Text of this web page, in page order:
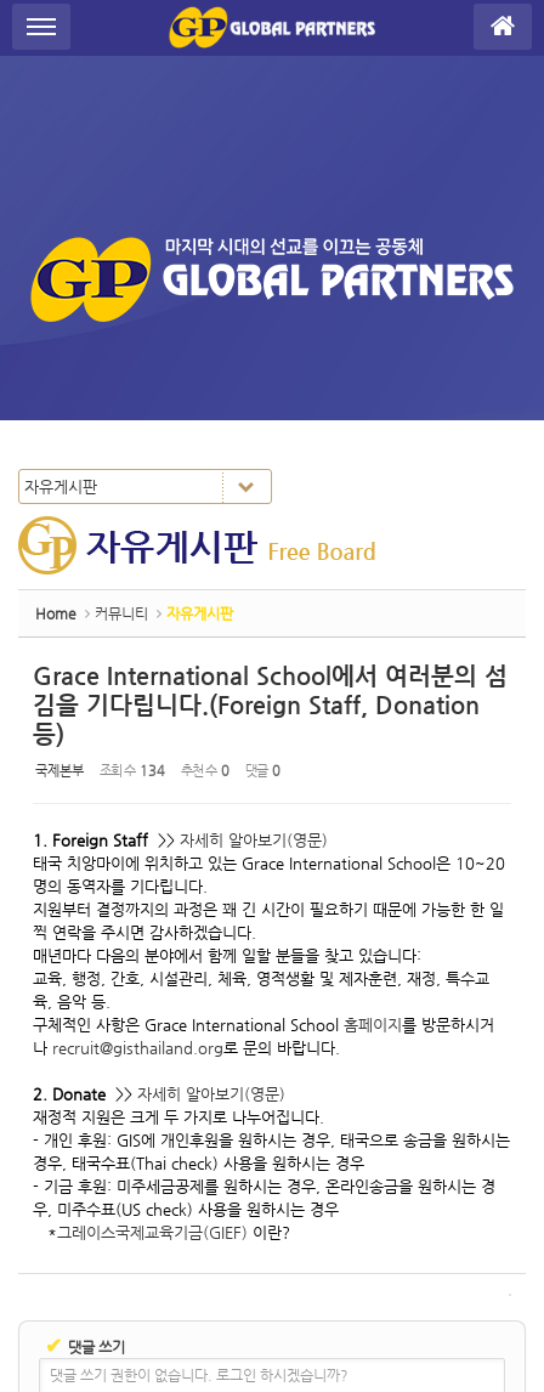
Home 커뮤니티 자유게시판
Grace International School에서 여러분의 섬
김을 기다립니다.(Foreign Staff, Donation
등)
국제본부 조회 수 134 추천 수 0 댓글 0
1. Foreign Staff >> 자세히 알아보기(영문)
태국 치앙마이에 위치하고 있는 Grace International School은 10~20
명의 동역자를 기다립니다.
지원부터 결정까지의 과정은 꽤 긴 시간이 필요하기 때문에 가능한 한 일
찍 연락을 주시면 감사하겠습니다.
매년마다 다음의 분야에서 함께 일할 분들을 찾고 있습니다:
교육, 행정, 간호, 시설관리, 체육, 영적생활 및 제자훈련, 재정, 특수교
육, 음악 등.
구체적인 사항은 Grace International School 홈페이지 를 방문하시거
나 recruit@gisthailand.org 로 문의 바랍니다.
2. Donate >> 자세히 알아보기(영문)
재정적 지원은 크게 두 가지로 나누어집니다.
- 개인 후원: GIS에 개인후원을 원하시는 경우, 태국으로 송금을 원하시는
경우, 태국수표(Thai check) 사용을 원하시는 경우
- 기금 후원: 미주세금공제를 원하시는 경우, 온라인송금을 원하시는 경
우, 미주수표(US check) 사용을 원하시는 경우
* 그레이스국제교육기금(GIEF) 이란?
✔ 댓글 쓰기
댓글 쓰기 권한이 없습니다. 로그인 하시겠습니까?